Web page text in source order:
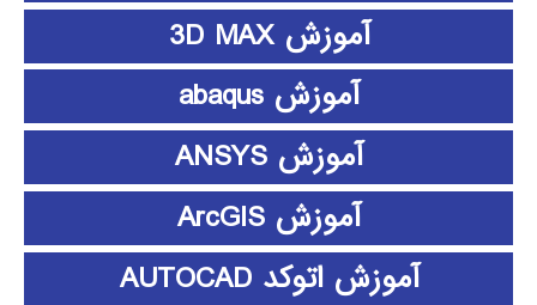
آموزش 3D MAX
آموزش abaqus
آموزش ANSYS
آموزش ArcGIS
آموزش اتوکد AUTOCAD